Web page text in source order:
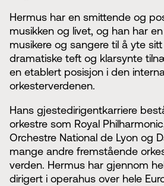
Hermus har en smittende og
musikken og livet, og han har
musikere og sangere til å yte
dramatiske teft og klarsynte
en etablert posisjon i den
orkesterverdenen.
Hans gjestedirigentkarriere
orkestre som Royal
Orchestre National de Lyon og
mange andre fremstående
verden. Hermus har gjennom
dirigert i operahus over hele